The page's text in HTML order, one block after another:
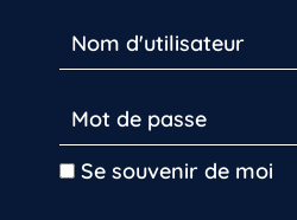
Se souvenir de moi